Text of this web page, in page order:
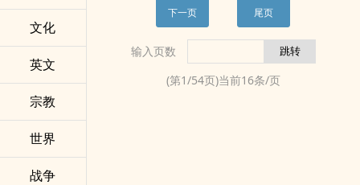
文化
英文
宗教
世界
战争
下一页 尾页
输入页数
(第1/54页)当前16条/页